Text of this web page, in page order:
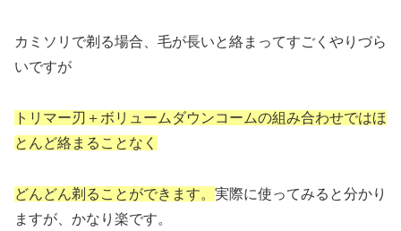
カミソリで剃る場合、毛が長いと絡まってすごくやりづら
いですが
トリマー刃＋ボリュームダウンコームの組み合わせではほ
とんど絡まることなく
どんどん剃ることができます。 実際に使ってみると分かり
ますが、かなり楽です。